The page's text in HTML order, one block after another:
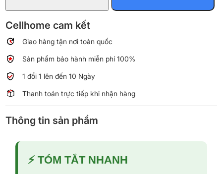
Panasonic
YL669GN49
số
Cellhome cam kết
Giao hàng tận nơi toàn quốc
Sản phẩm bảo hành miễn phí 100%
1 đổi 1 lên đến 10 Ngày
Thanh toán trực tiếp khi nhận hàng
Thông tin sản phẩm
⚡ TÓM TẮT NHANH